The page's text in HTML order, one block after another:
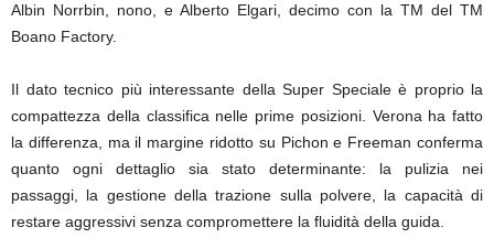
Albin Norrbin, nono, e Alberto Elgari, decimo con la TM del TM
Boano Factory.
Il dato tecnico più interessante della Super Speciale è proprio la
compattezza della classifica nelle prime posizioni. Verona ha fatto
la differenza, ma il margine ridotto su Pichon e Freeman conferma
quanto ogni dettaglio sia stato determinante: la pulizia nei
passaggi, la gestione della trazione sulla polvere, la capacità di
restare aggressivi senza compromettere la fluidità della guida.